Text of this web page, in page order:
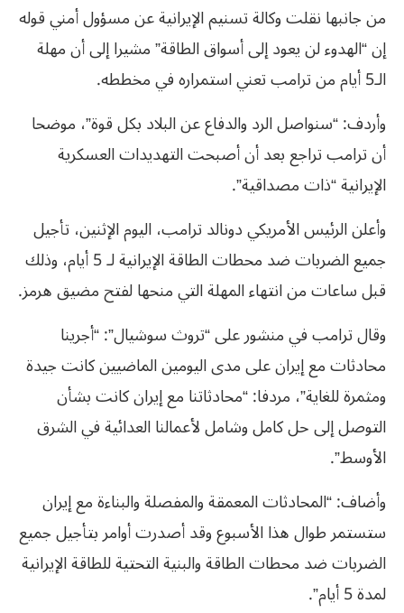
من جانبها نقلت وكالة تسنيم الإيرانية عن مسؤول أمني قوله
إن “الهدوء لن يعود إلى أسواق الطاقة” مشيرا إلى أن مهلة
الـ5 أيام من ترامب تعني استمراره في مخططه.
وأردف: “سنواصل الرد والدفاع عن البلاد بكل قوة”، موضحا
أن ترامب تراجع بعد أن أصبحت التهديدات العسكرية
الإيرانية “ذات مصداقية”.
وأعلن الرئيس الأمريكي دونالد ترامب، اليوم الإثنين، تأجيل
جميع الضربات ضد محطات الطاقة الإيرانية لـ 5 أيام، وذلك
قبل ساعات من انتهاء المهلة التي منحها لفتح مضيق هرمز.
وقال ترامب في منشور على “تروث سوشيال”: “أجرينا
محادثات مع إيران على مدى اليومين الماضيين كانت جيدة
ومثمرة للغاية”، مردفا: “محادثاتنا مع إيران كانت بشأن
التوصل إلى حل كامل وشامل لأعمالنا العدائية في الشرق
الأوسط”.
وأضاف: “المحادثات المعمقة والمفصلة والبناءة مع إيران
ستستمر طوال هذا الأسبوع وقد أصدرت أوامر بتأجيل جميع
الضربات ضد محطات الطاقة والبنية التحتية للطاقة الإيرانية
لمدة 5 أيام”.